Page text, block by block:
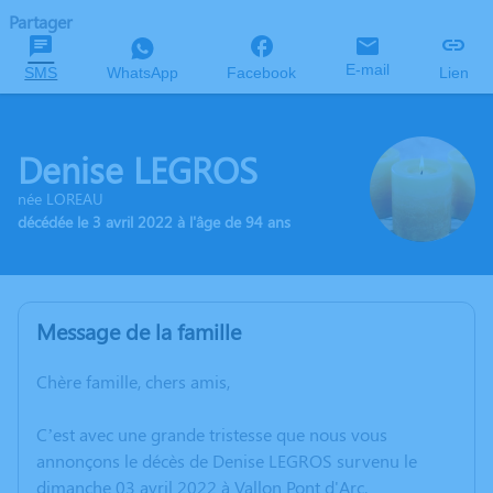
Partager
SMS WhatsApp Facebook E-mail Lien
Denise LEGROS
née LOREAU
décédée le 3 avril 2022 à l'âge de 94 ans
Message de la famille
Chère famille, chers amis,
C’est avec une grande tristesse que nous vous
annonçons le décès de Denise LEGROS survenu le
dimanche 03 avril 2022 à Vallon Pont d'Arc.